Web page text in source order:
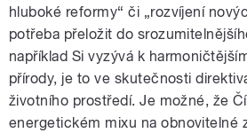
hluboké reformy“ či „rozvíjení
potřeba přeložit do
například Si vyzývá k
přírody, je to ve skutečnosti
životního prostředí. Je možné, že
energetickém mixu na obnovitelné